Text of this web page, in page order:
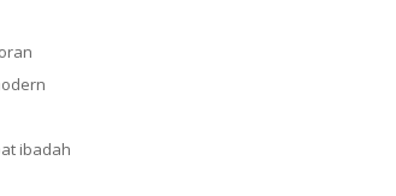
ibadah